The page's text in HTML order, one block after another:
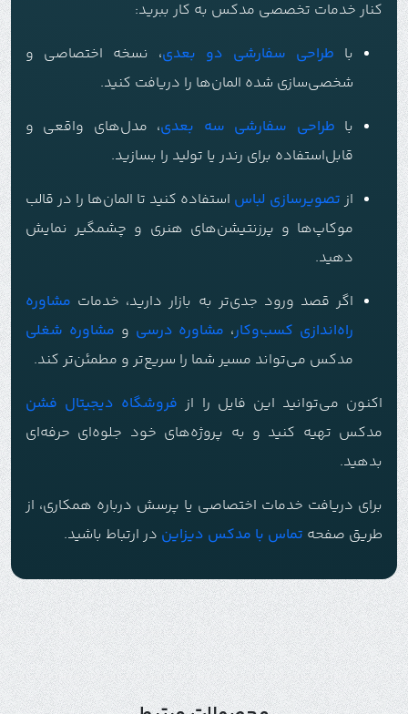
کنار خدمات تخصصی مدکس به کار ببرید:
با طراحی سفارشی دو بعدی، نسخه اختصاصی و
شخصی‌سازی شده المان‌ها را دریافت کنید.
با طراحی سفارشی سه بعدی، مدل‌های واقعی و
قابل‌استفاده برای رندر یا تولید را بسازید.
از تصویرسازی لباس استفاده کنید تا المان‌ها را در قالب
موکاپ‌ها و پرزنتیشن‌های هنری و چشمگیر نمایش
دهید.
اگر قصد ورود جدی‌تر به بازار دارید، خدمات مشاوره
راه‌اندازی کسب‌وکار، مشاوره درسی و مشاوره شغلی
مدکس می‌تواند مسیر شما را سریع‌تر و مطمئن‌تر کند.
اکنون می‌توانید این فایل را از فروشگاه دیجیتال فشن
مدکس تهیه کنید و به پروژه‌های خود جلوه‌ای حرفه‌ای
بدهید.
برای دریافت خدمات اختصاصی یا پرسش درباره همکاری، از
طریق صفحه تماس با مدکس دیزاین در ارتباط باشید.